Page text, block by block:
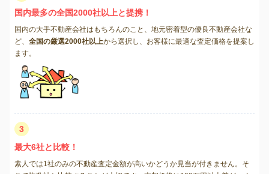
国内最多の全国2000社以上と提携！
国内の大手不動産会社はもちろんのこと、地元密着型の優良不動産会社な
ど、 全国の厳選2000社以上から選択し、お客様に最適な査定価格を提案し
ます。
3
最大6社と比較！
素人では1社のみの不動産査定金額が高いかどうか見当が付きません。そ